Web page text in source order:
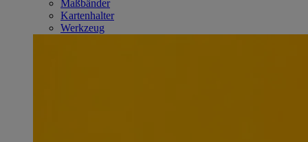
Maßbänder
Kartenhalter
Werkzeug